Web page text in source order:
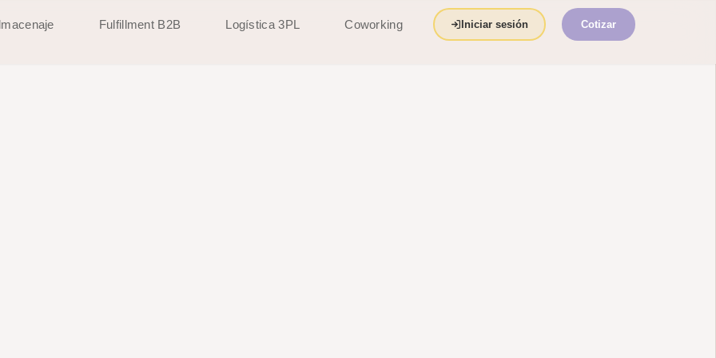
Fulfillment B2B Logística 3PL Coworking Iniciar sesión Cotizar